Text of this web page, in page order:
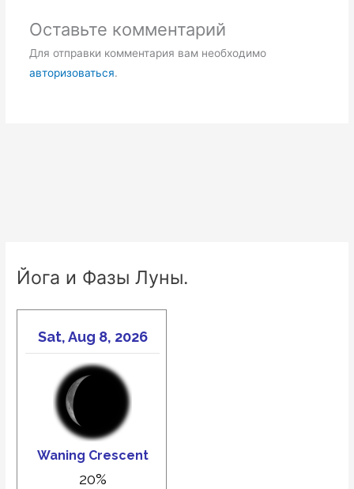
Оставьте комментарий
Для отправки комментария вам необходимо
авторизоваться.
Йога и Фазы Луны.